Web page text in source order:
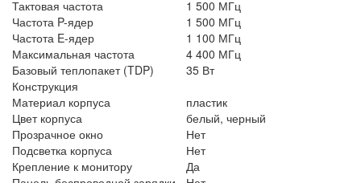
Тактовая частота
1 500 МГц
Частота P-ядер
1 500 МГц
Частота E-ядер
1 100 МГц
Максимальная частота
4 400 МГц
Базовый теплопакет (TDP)
35 Вт
Конструкция
Материал корпуса
пластик
Цвет корпуса
белый, черный
Прозрачное окно
Нет
Подсветка корпуса
Нет
Крепление к монитору
Да